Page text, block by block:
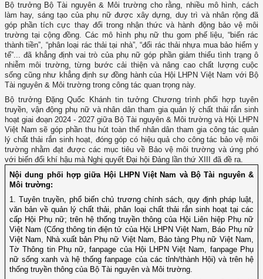
Bộ trưởng Bộ Tài nguyên & Môi trường cho rằng, nhiều mô hình, cách
làm hay, sáng tạo của phụ nữ được xây dựng, duy trì và nhân rộng đã
góp phần tích cực thay đổi trong nhận thức và hành động bảo vệ môi
trường tại cộng đồng. Các mô hình phụ nữ thu gom phế liệu, “biến rác
thành tiền”, “phân loại rác thải tại nhà”, “đổi rác thải nhựa mua bảo hiểm y
tế”... đã khẳng định vai trò của phụ nữ góp phần giảm thiểu tình trạng ô
nhiễm môi trường, từng bước cải thiện và nâng cao chất lượng cuộc
sống cũng như khẳng định sự đồng hành của Hội LHPN Việt Nam với Bộ
Tài nguyên & Môi trường trong công tác quan trọng này.
Bộ trưởng Đặng Quốc Khánh tin tưởng Chương trình phối hợp tuyên
truyền, vận động phụ nữ và nhân dân tham gia quản lý chất thải rắn sinh
hoạt giai đoạn 2024 - 2027 giữa Bộ Tài nguyên & Môi trường và Hội LHPN
Việt Nam sẽ góp phần thu hút toàn thể nhân dân tham gia công tác quản
lý chất thải rắn sinh hoạt, đóng góp có hiệu quả cho công tác bảo vệ môi
trường nhằm đạt được các mục tiêu về Bảo vệ môi trường và ứng phó
với biến đổi khí hậu mà Nghị quyết Đại hội Đảng lần thứ XIII đã đề ra.
Nội dung phối hợp giữa Hội LHPN Việt Nam và Bộ Tài nguyên &
Môi trường:
1. Tuyên truyền, phổ biến chủ trương chính sách, quy định pháp luật,
văn bản về quản lý chất thải, phân loại chất thải rắn sinh hoạt tại các
cấp Hội Phụ nữ; trên hệ thống truyền thông của Hội Liên hiệp Phụ nữ
Việt Nam (Cổng thông tin điện tử của Hội LHPN Việt Nam, Báo Phụ nữ
Việt Nam, Nhà xuất bản Phụ nữ Việt Nam, Bảo tàng Phụ nữ Việt Nam,
Tờ Thông tin Phụ nữ, fanpage của Hội LHPN Việt Nam, fanpage Phụ
nữ sống xanh và hệ thống fanpage của các tỉnh/thành Hội) và trên hệ
thống truyền thông của Bộ Tài nguyên và Môi trường.